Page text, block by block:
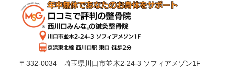
〒332-0034 埼玉県川口市並木2-24-3 ソフィアメゾン1F